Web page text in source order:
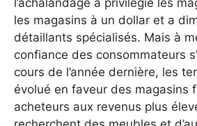
l’achalandage a privilégié les
les magasins à un dollar et a
détaillants spécialisés. Mais à
confiance des consommateurs
cours de l’année dernière, les
évolué en faveur des magasins
acheteurs aux revenus plus